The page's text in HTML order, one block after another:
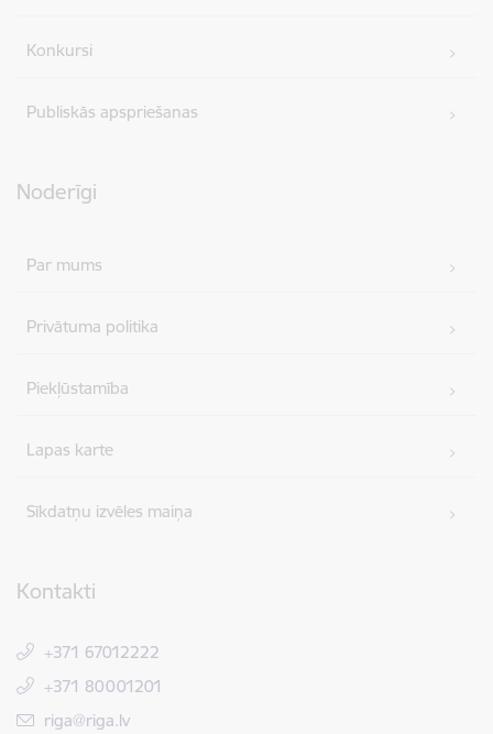
Konkursi
Publiskās apspriešanas
Noderīgi
Par mums
Privātuma politika
Piekļūstamība
Lapas karte
Sīkdatņu izvēles maiņa
Kontakti
+371 67012222
+371 80001201
E-pasts:
riga@riga.lv